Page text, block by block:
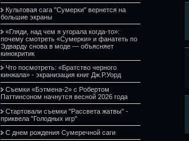
Культовая сага "Сумерки" вернется на
большие экраны
«Гляди, над чем я угорала когда-то»:
почему смотреть «Сумерки» и фанатеть по
Эдварду снова в моде — объясняет
кинокритик
Что посмотреть: «Братство черного
кинжала» - экранизация книг Дж.Р.Уорд
Съемки «Бэтмена-2» с Робертом
Паттинсоном начнутся весной 2026 года
Стартовали съемки "Рассвета жатвы" -
приквела "Голодных игр"
С днем рождения Сумеречной саги